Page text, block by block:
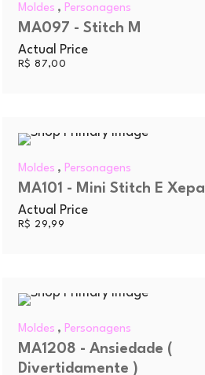
Moldes , Personagens
MA097 - Stitch M
Actual Price
R$ 87,00
Moldes , Personagens
MA101 - Mini Stitch E Xepa
Actual Price
R$ 29,99
Moldes , Personagens
MA1208 - Ansiedade (
Divertidamente )